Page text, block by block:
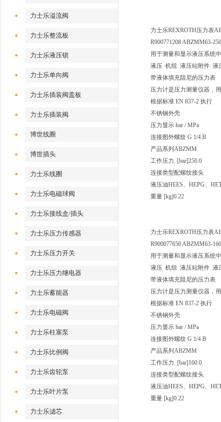
力士乐溢流阀
力士乐整流板
力士乐液压锁
力士乐单向阀
力士乐插装阀盖板
力士乐插装阀
博世线圈
博世插头
力士乐线圈
力士乐电磁球阀
力士乐接线盒/插头
力士乐压力传感器
力士乐压力开关
力士乐压力继电器
力士乐蓄能器
力士乐电磁阀
力士乐柱塞泵
力士乐比例阀
力士乐齿轮泵
力士乐叶片泵
力士乐滤芯
力士乐REXROTH压力表
R900771208 ABZMM63-
用于测量和显示液压系统
液压 机组 液压站附件 液
带液体填充阻尼的压力表
压力计是压力测量仪器，
根据标准 EN 837-2 执行
不锈钢外壳
压力显示 bar / MPa
连接图外螺纹 G 1/4 B
产品系列 ABZMM
工作压力. [bar]250.0
连接类型配螺纹接头
液压油HEES、HEPG、
重量 [kg]0.22
力士乐REXROTH压力表
R900077650 ABZMM63-
用于测量和显示液压系统
液压 机组 液压站附件 液
带液体填充阻尼的压力表
压力计是压力测量仪器，
根据标准 EN 837-2 执行
不锈钢外壳
压力显示 bar / MPa
连接图外螺纹 G 1/4 B
产品系列 ABZMM
工作压力. [bar]160.0
连接类型配螺纹接头
液压油HEES、HEPG、
重量 [kg]0.22